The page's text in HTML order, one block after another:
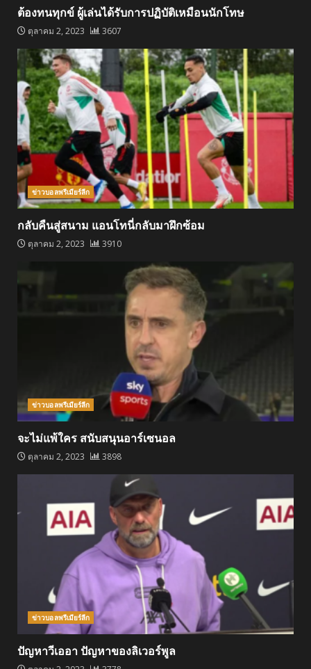
ต้องทนทุกข์ ผู้เล่นได้รับการปฏิบัติเหมือนนักโทษ
ตุลาคม 2, 2023 3607
ข่าวบอลพรีเมียร์ลีก
กลับคืนสู่สนาม แอนโทนี่กลับมาฝึกซ้อม
ตุลาคม 2, 2023 3910
ข่าวบอลพรีเมียร์ลีก
จะไม่แพ้ใคร สนับสนุนอาร์เซนอล
ตุลาคม 2, 2023 3898
ข่าวบอลพรีเมียร์ลีก
ปัญหาวีเออา ปัญหาของลิเวอร์พูล